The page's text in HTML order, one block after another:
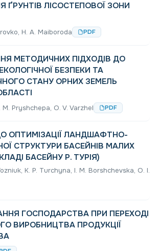
ҐРУНТІВ ЛІСОСТЕПОВОЇ ЗОНИ
H. A. Maiboroda PDF
МЕТОДИЧНИХ ПІДХОДІВ ДО
БЕЗПЕКИ ТА
СТАНУ ОРНИХ ЗЕМЕЛЬ
Pryshchepa, O. V. Varzhel PDF
ОПТИМІЗАЦІЇ ЛАНДШАФТНО-
СТРУКТУРИ БАСЕЙНІВ МАЛИХ
БАСЕЙНУ Р. ТУРІЯ)
K. P. Turchyna, I. M. Borshchevska, O. I.
ГОСПОДАРСТВА ПРИ ПЕРЕХОДІ
ВИРОБНИЦТВА ПРОДУКЦІЇ